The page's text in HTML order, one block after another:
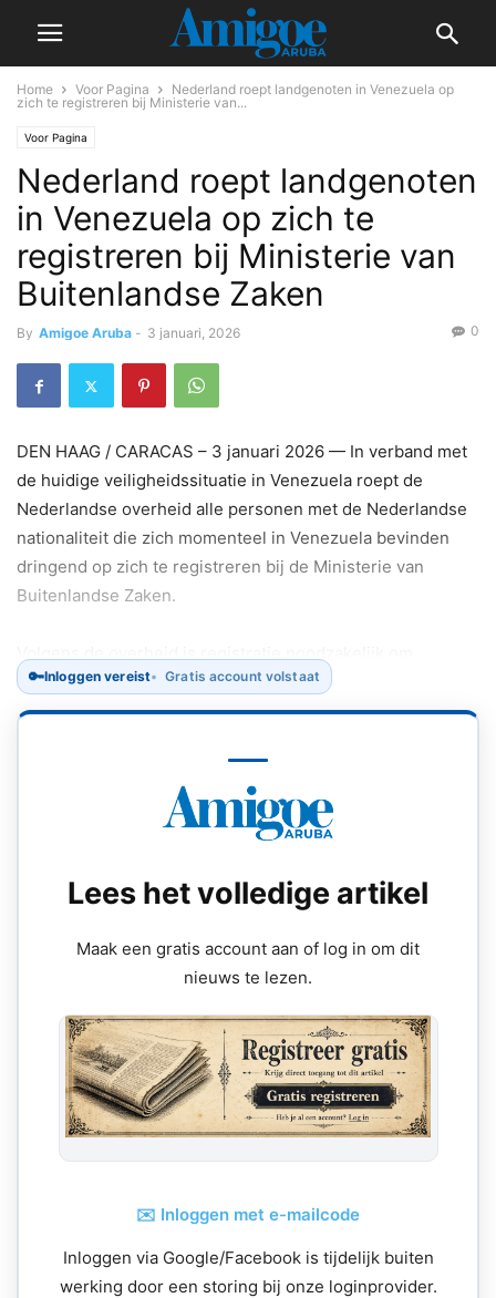
Home Voor Pagina
Nederland roept landgenoten in Venezuela op
zich te registreren bij Ministerie van...
Voor Pagina
Nederland roept landgenoten
in Venezuela op zich te
registreren bij Ministerie van
Buitenlandse Zaken
By Amigoe Aruba - 3 januari, 2026 0
DEN HAAG / CARACAS – 3 januari 2026 — In verband met
de huidige veiligheidssituatie in Venezuela roept de
Nederlandse overheid alle personen met de Nederlandse
nationaliteit die zich momenteel in Venezuela bevinden
dringend op zich te registreren bij de Ministerie van
Buitenlandse Zaken.
Nederlanders ter plaatse tijdig te kunnen informeren over
veiligheidsontwikkelingen, reisadviezen en eventuele
Registratie via Informatieservice
officiële Informatieservice van het ministerie.
🔑Inloggen vereist Gratis account volstaat
Lees het volledige artikel
Maak een gratis account aan of log in om dit
nieuws te lezen.
✉️ Inloggen met e-mailcode
Inloggen via Google/Facebook is tijdelijk buiten
werking door een storing bij onze loginprovider.